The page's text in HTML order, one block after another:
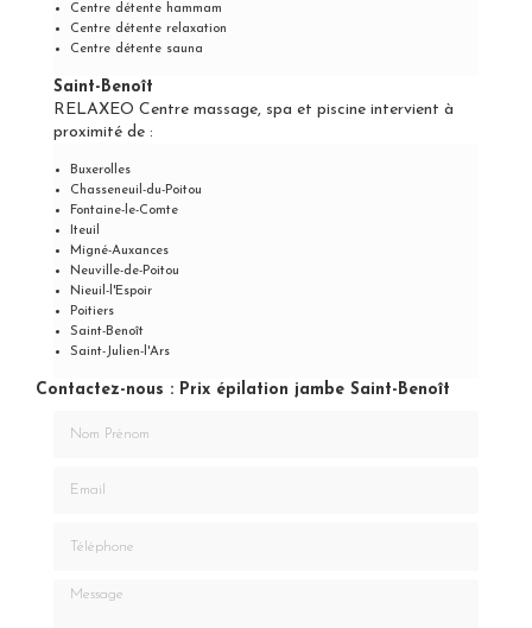
Centre détente hammam
Centre détente relaxation
Centre détente sauna
Saint-Benoît
RELAXEO Centre massage, spa et piscine intervient à
proximité de :
Buxerolles
Chasseneuil-du-Poitou
Fontaine-le-Comte
Iteuil
Migné-Auxances
Neuville-de-Poitou
Nieuil-l'Espoir
Poitiers
Saint-Benoît
Saint-Julien-l'Ars
Contactez-nous : Prix épilation jambe Saint-Benoît
Message